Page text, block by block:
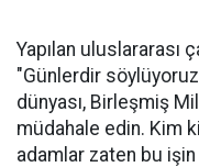
Yapılan uluslararası
"Günlerdir
dünyası, Birleşmiş
müdahale edin. Kim
adamlar zaten bu